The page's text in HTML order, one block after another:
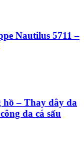
Nautilus 5711 –
hồ – Thay dây da
da cá sấu